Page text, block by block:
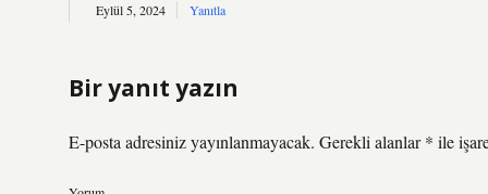
Eylül 5, 2024 Yanıtla
Bir yanıt yazın
E-posta adresiniz yayınlanmayacak. Gerekli alanlar* ile